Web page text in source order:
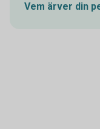
Vem ärver din